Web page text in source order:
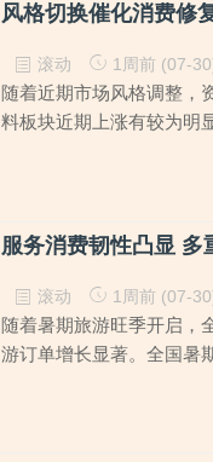
风格切换催化消费修
滚动 1周前 (07-
随着近期市场风格调整，
料板块近期上涨有较为明
服务消费韧性凸显
滚动 1周前 (07-
随着暑期旅游旺季开启，
游订单增长显著。全国暑